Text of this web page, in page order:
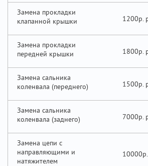
Замена прокладки
клапанной крышки
1200р.
Замена прокладки
передней крышки
1800р.
Замена сальника
коленвала (переднего)
1500р.
Замена сальника
коленвала (заднего)
7000р.
Замена цепи с
направляющими и
натяжителем
10000р.